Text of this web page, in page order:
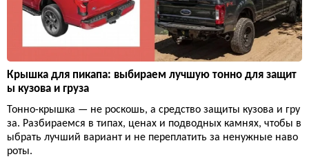
Крышка для пикапа: выбираем лучшую тонно для защит
ы кузова и груза
Тонно-крышка — не роскошь, а средство защиты кузова и гру
за. Разбираемся в типах, ценах и подводных камнях, чтобы в
ыбрать лучший вариант и не переплатить за ненужные наво
роты.